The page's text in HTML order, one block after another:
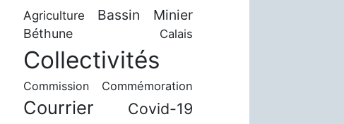
Agriculture Bassin Minier
Béthune Calais
Collectivités
Commission Commémoration
Courrier Covid-19